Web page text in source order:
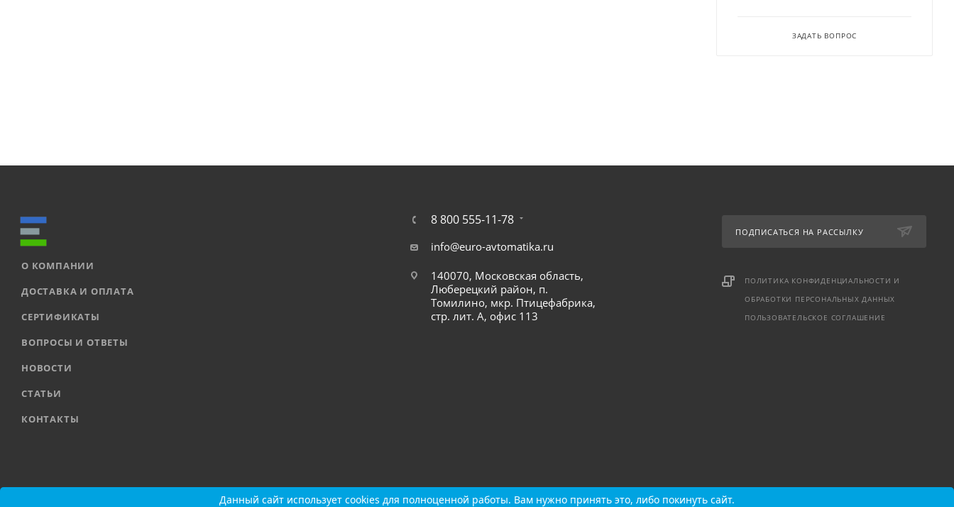
ЗАДАТЬ ВОПРОС
О КОМПАНИИ
ДОСТАВКА И ОПЛАТА
СЕРТИФИКАТЫ
ВОПРОСЫ И ОТВЕТЫ
НОВОСТИ
СТАТЬИ
КОНТАКТЫ
8 800 555-11-78
info@euro-avtomatika.ru
140070, Московская область,
Люберецкий район, п.
Томилино, мкр. Птицефабрика,
стр. лит. А, офис 113
ПОДПИСАТЬСЯ НА РАССЫЛКУ
ПОЛИТИКА КОНФИДЕНЦИАЛЬНОСТИ И
ОБРАБОТКИ ПЕРСОНАЛЬНЫХ ДАННЫХ
ПОЛЬЗОВАТЕЛЬСКОЕ СОГЛАШЕНИЕ
Карта сайтаДанный сайт использует cookies для полноценной работы. Вам нужно принять это, либо покинуть сайт.